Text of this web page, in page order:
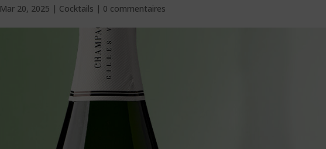
Mar 20, 2025 | Cocktails | 0 commentaires